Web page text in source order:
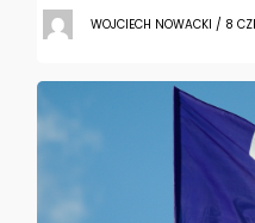
WOJCIECH NOWACKI / 8